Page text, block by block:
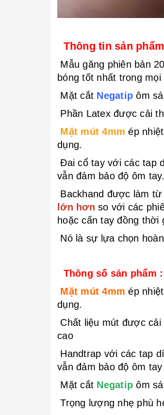
Thông tin sản
Mẫu găng phiên bản
bóng tốt nhất trong
Mặt cắt Negatip ôm
Phần Latex được cải
Mặt mút 4mm ép
dụng.
Đai cổ tay với các tap
vẫn đảm bảo độ ôm tay.
Backhand được làm
lớn hơn so với các
hoặc cấn tay đồng
Nó là sự lựa chọn
Thông số sản phẩm :
Mặt mút 4mm ép
dụng.
Chất liệu mút được cải
cao
Handtrap với các tap
vẫn đảm bảo độ ôm tay
Mặt cắt Negatip ôm
Trọng lượng nhẹ phù